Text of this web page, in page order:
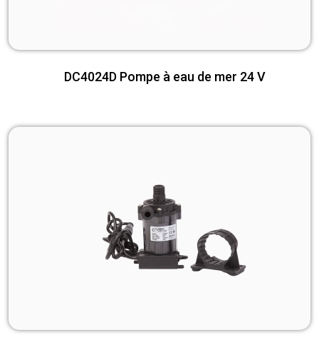
DC4024D Pompe à eau de mer 24 V